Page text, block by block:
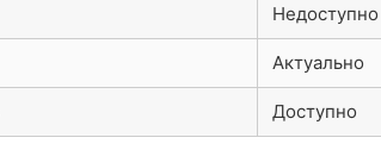
Недоступно
Актуально
Доступно